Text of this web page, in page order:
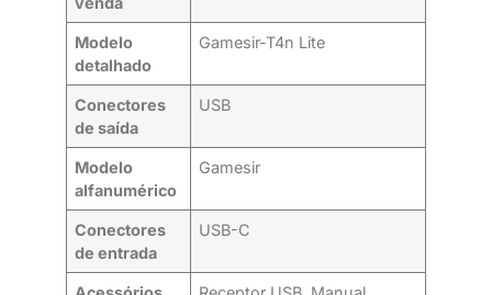
Modelo
detalhado
Gamesir-T4n Lite
Conectores
de saída
USB
Modelo
alfanumérico
Gamesir
Conectores
de entrada
USB-C